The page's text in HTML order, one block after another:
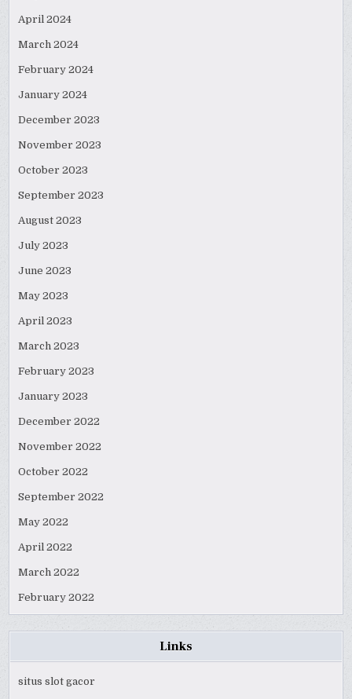
April 2024
March 2024
February 2024
January 2024
December 2023
November 2023
October 2023
September 2023
August 2023
July 2023
June 2023
May 2023
April 2023
March 2023
February 2023
January 2023
December 2022
November 2022
October 2022
September 2022
May 2022
April 2022
March 2022
February 2022
Links
situs slot gacor